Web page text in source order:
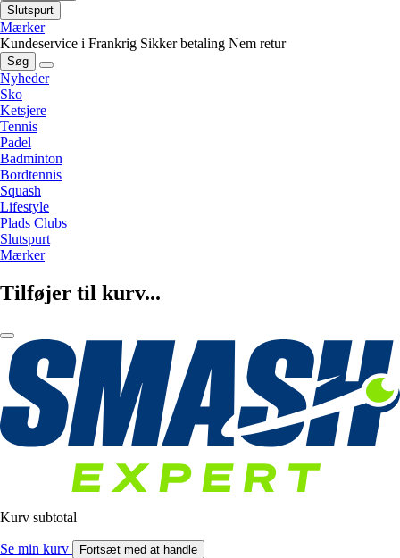
Slutspurt
Mærker
Kundeservice i Frankrig Sikker betaling Nem retur
Søg
Nyheder
Sko
Ketsjere
Tennis
Padel
Badminton
Bordtennis
Squash
Lifestyle
Plads Clubs
Slutspurt
Mærker
Tilføjer til kurv...
Kurv subtotal
Se min kurv Fortsæt med at handle